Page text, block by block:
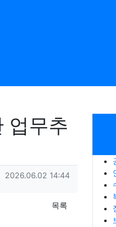
업무추
작성일
2026.06.02 14:44
목록